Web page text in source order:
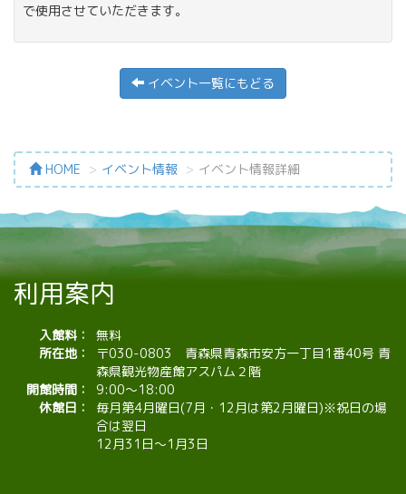
で使用させていただきます。
イベント一覧にもどる
HOME イベント情報 イベント情報詳細
利用案内
入館料：
無料
所在地：
〒030-0803 青森県青森市安方一丁目1番40号 青
森県観光物産館アスパム２階
開館時間：
9:00～18:00
休館日：
毎月第4月曜日(7月・12月は第2月曜日)※祝日の場
合は翌日
12月31日～1月3日